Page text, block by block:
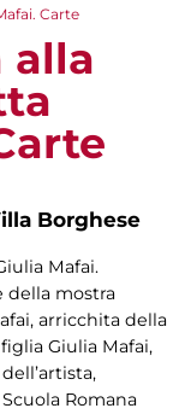
Carte
alla
Borghese
Mafai.
della mostra
arricchita della
Giulia Mafai,
Romana